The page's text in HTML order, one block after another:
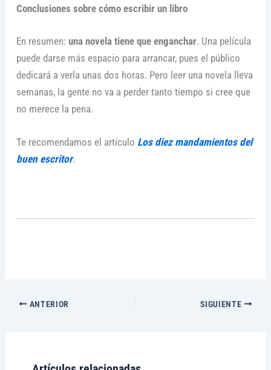
Conclusiones sobre cómo escribir un libro
En resumen: una novela tiene que enganchar. Una película
puede darse más espacio para arrancar, pues el público
dedicará a verla unas dos horas. Pero leer una novela lleva
semanas, la gente no va a perder tanto tiempo si cree que
no merece la pena.
Te recomendamos el artículo Los diez mandamientos del
buen escritor.
ANTERIOR SIGUIENTE